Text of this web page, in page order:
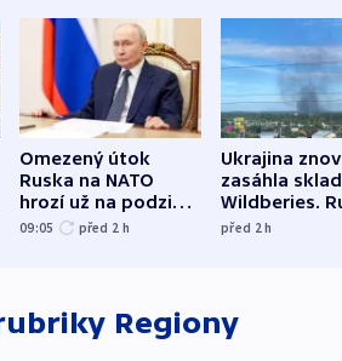
Omezený útok
Ruska na NATO
hrozí už na podzim,
varují tajné služby
09:05 před 2 h
Ukrajina
zasáhla
Wildberies.
útočili v
před 2h
Regiony